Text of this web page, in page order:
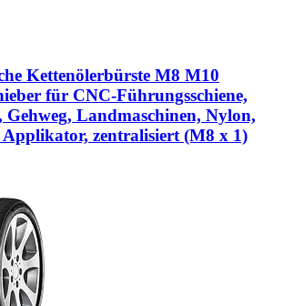
Kettenölerbürste M8 M10
für CNC-Führungsschiene,
Gehweg, Landmaschinen, Nylon,
zentralisiert (M8 x 1)